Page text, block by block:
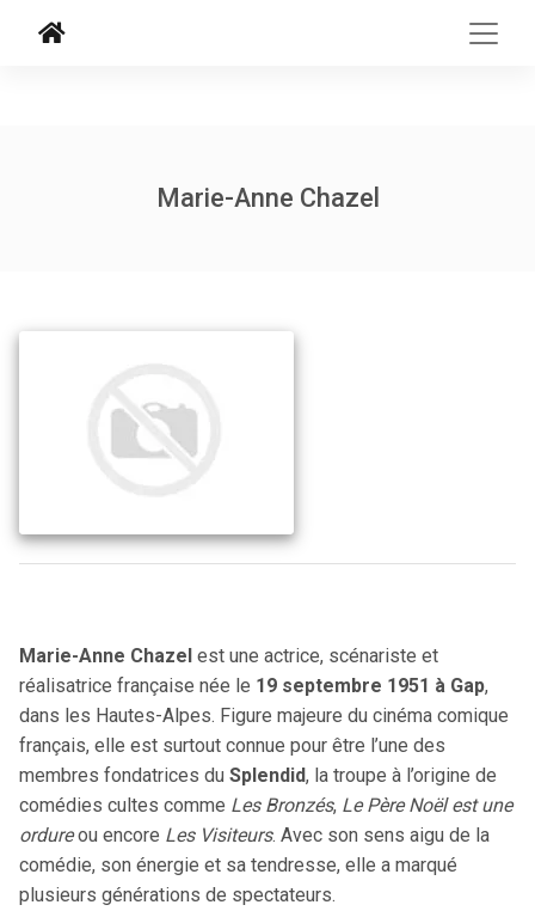
Marie-Anne Chazel
Marie-Anne Chazel est une actrice, scénariste et
réalisatrice française née le 19 septembre 1951 à Gap,
dans les Hautes-Alpes. Figure majeure du cinéma comique
français, elle est surtout connue pour être l’une des
membres fondatrices du Splendid, la troupe à l’origine de
comédies cultes comme Les Bronzés, Le Père Noël est une
ordureou encore Les Visiteurs. Avec son sens aigu de la
comédie, son énergie et sa tendresse, elle a marqué
plusieurs générations de spectateurs.